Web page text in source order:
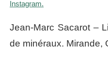
Instagram.
Jean-Marc Sacarot –
de minéraux. Mirande,